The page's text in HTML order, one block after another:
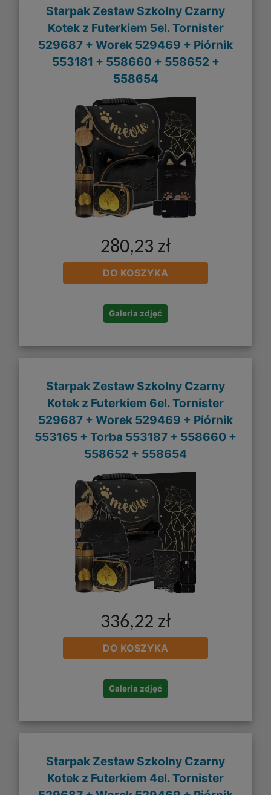
Starpak Zestaw Szkolny Czarny
Kotek z Futerkiem 5el. Tornister
529687 + Worek 529469 + Piórnik
553181 + 558660 + 558652 +
558654
280,23 zł
DO KOSZYKA
Galeria zdjęć
Starpak Zestaw Szkolny Czarny
Kotek z Futerkiem 6el. Tornister
529687 + Worek 529469 + Piórnik
553165 + Torba 553187 + 558660 +
558652 + 558654
336,22 zł
DO KOSZYKA
Galeria zdjęć
Starpak Zestaw Szkolny Czarny
Kotek z Futerkiem 4el. Tornister